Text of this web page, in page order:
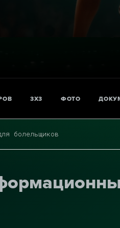
3X3 ФОТО
болельщиков